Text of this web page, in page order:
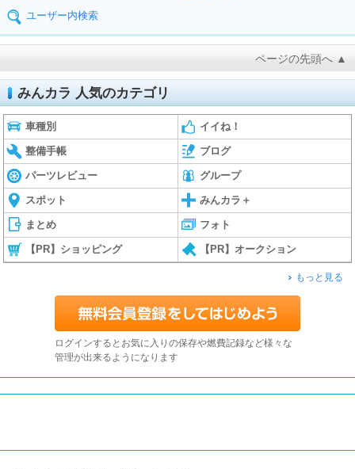
ユーザー内検索
ページの先頭へ ▲
みんカラ 人気のカテゴリ
車種別 イイね！
整備手帳 ブログ
パーツレビュー グループ
スポット みんカラ＋
まとめ フォト
【PR】ショッピング 【PR】オークション
もっと見る
ログインするとお気に入りの保存や燃費記録など様々な
管理が出来るようになります